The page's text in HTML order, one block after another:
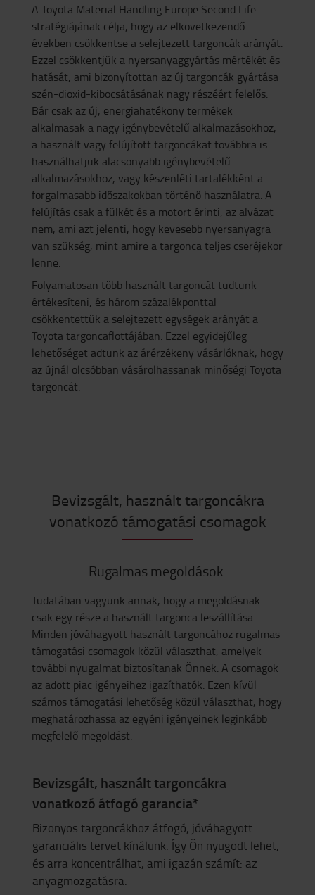
A Toyota Material Handling Europe Second Life
stratégiájának célja, hogy az elkövetkezendő
években csökkentse a selejtezett targoncák arányát.
Ezzel csökkentjük a nyersanyaggyártás mértékét és
hatását, ami bizonyítottan az új targoncák gyártása
szén-dioxid-kibocsátásának nagy részéért felelős.
Bár csak az új, energiahatékony termékek
alkalmasak a nagy igénybevételű alkalmazásokhoz,
a használt vagy felújított targoncákat továbbra is
használhatjuk alacsonyabb igénybevételű
alkalmazásokhoz, vagy készenléti tartalékként a
forgalmasabb időszakokban történő használatra. A
felújítás csak a fülkét és a motort érinti, az alvázat
nem, ami azt jelenti, hogy kevesebb nyersanyagra
van szükség, mint amire a targonca teljes cseréjekor
lenne.
Folyamatosan több használt targoncát tudtunk
értékesíteni, és három százalékponttal
csökkentettük a selejtezett egységek arányát a
Toyota targoncaflottájában. Ezzel egyidejűleg
lehetőséget adtunk az árérzékeny vásárlóknak, hogy
az újnál olcsóbban vásárolhassanak minőségi Toyota
targoncát.
Bevizsgált, használt targoncákra
vonatkozó támogatási csomagok
Rugalmas megoldások
Tudatában vagyunk annak, hogy a megoldásnak
csak egy része a használt targonca leszállítása.
Minden jóváhagyott használt targoncához rugalmas
támogatási csomagok közül választhat, amelyek
további nyugalmat biztosítanak Önnek. A csomagok
az adott piac igényeihez igazíthatók. Ezen kívül
számos támogatási lehetőség közül választhat, hogy
meghatározhassa az egyéni igényeinek leginkább
megfelelő megoldást.
Bevizsgált, használt targoncákra
vonatkozó átfogó garancia*
Bizonyos targoncákhoz átfogó, jóváhagyott
garanciális tervet kínálunk. Így Ön nyugodt lehet,
és arra koncentrálhat, ami igazán számít: az
anyagmozgatásra.